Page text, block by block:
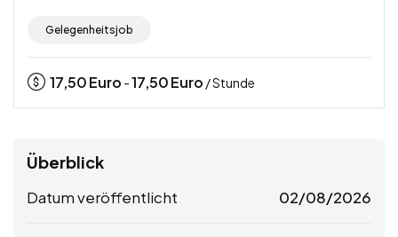
Gelegenheitsjob
17,50Euro -17,50Euro / Stunde
Überblick
Datum veröffentlicht 02/08/2026